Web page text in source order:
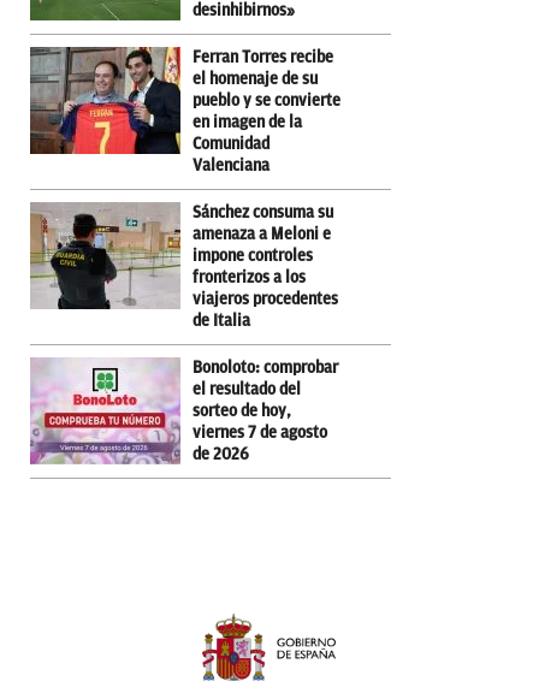
desinhibirnos»
Ferran Torres recibe
el homenaje de su
pueblo y se convierte
en imagen de la
Comunidad
Valenciana
Sánchez consuma su
amenaza a Meloni e
impone controles
fronterizos a los
viajeros procedentes
de Italia
Bonoloto: comprobar
el resultado del
sorteo de hoy,
viernes 7 de agosto
de 2026